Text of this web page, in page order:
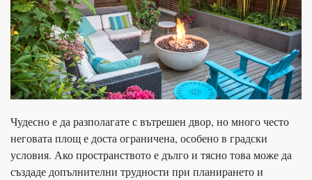
Чудесно е да разполагате с вътрешен двор, но много често
неговата площ е доста ограничена, особено в градски
условия. Ако пространството е дълго и тясно това може да
създаде допълнителни трудности при планирането и